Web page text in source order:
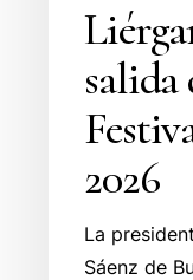
2026
La
Sáenz de